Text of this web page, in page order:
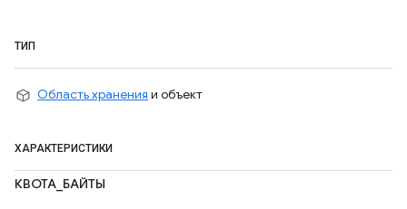
ТИП
Область хранения и объект
ХАРАКТЕРИСТИКИ
КВОТА_БАЙТЫ